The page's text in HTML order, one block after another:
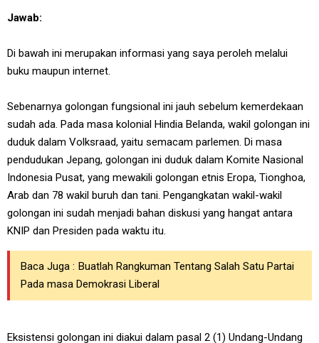
Jawab:
Di bawah ini merupakan informasi yang saya peroleh melalui
buku maupun internet.
Sebenarnya golongan fungsional ini jauh sebelum kemerdekaan
sudah ada. Pada masa kolonial Hindia Belanda, wakil golongan ini
duduk dalam Volksraad, yaitu semacam parlemen. Di masa
pendudukan Jepang, golongan ini duduk dalam Komite Nasional
Indonesia Pusat, yang mewakili golongan etnis Eropa, Tionghoa,
Arab dan 78 wakil buruh dan tani. Pengangkatan wakil-wakil
golongan ini sudah menjadi bahan diskusi yang hangat antara
KNIP dan Presiden pada waktu itu.
Baca Juga : Buatlah Rangkuman Tentang Salah Satu Partai
Pada masa Demokrasi Liberal
Eksistensi golongan ini diakui dalam pasal 2 (1) Undang-Undang